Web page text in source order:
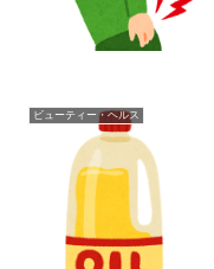
ビューティー・ヘルス